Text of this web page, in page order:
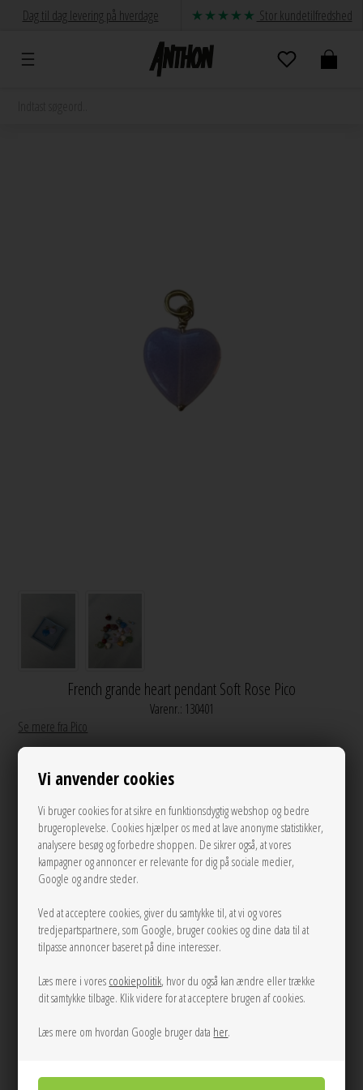
Vi anvender cookies
Vi bruger cookies for at sikre en funktionsdygtig webshop og bedre
brugeroplevelse. Cookies hjælper os med at lave anonyme statistikker,
analysere besøg og forbedre shoppen. De sikrer også, at vores
kampagner og annoncer er relevante for dig på sociale medier,
Google og andre steder.
Ved at acceptere cookies, giver du samtykke til, at vi og vores
tredjepartspartnere, som Google, bruger cookies og dine data til at
tilpasse annoncer baseret på dine interesser.
Læs mere i vores cookiepolitik, hvor du også kan ændre eller trække
dit samtykke tilbage. Klik videre for at acceptere brugen af cookies.
Læs mere om hvordan Google bruger data her.
Dag til dag levering på hverdage Stor kundetilfredshed
French grande heart pendant Soft Rose Pico
Varenr.: 130401
Se mere fra Pico
150,00 DKK
Andre varianter
LÆG I KURVEN